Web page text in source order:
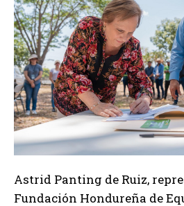
Astrid Panting de Ruiz,
Fundación Hondureña de